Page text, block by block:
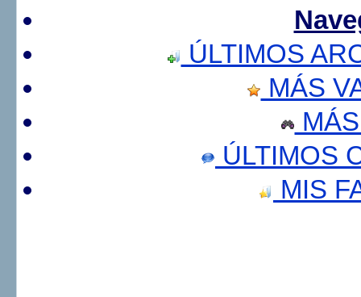
ÚLTIMOS
MÁS
ÚLTIMOS
MIS